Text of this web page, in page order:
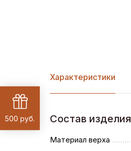
Характеристики
Состав изделия
Материал верха
500 руб.